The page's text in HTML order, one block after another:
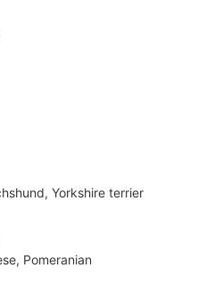
Yorkshire terrier
Pomeranian